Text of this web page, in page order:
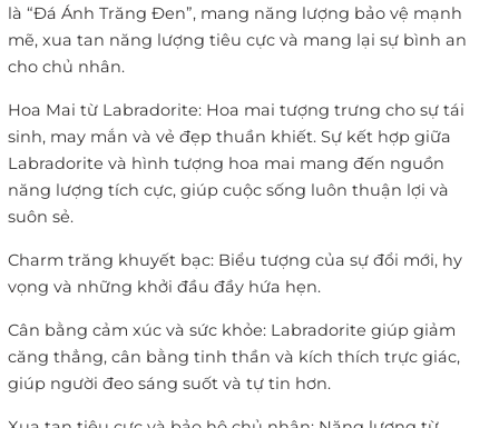
là “Đá Ánh Trăng Đen”, mang năng lượng bảo vệ mạnh
mẽ, xua tan năng lượng tiêu cực và mang lại sự bình an
cho chủ nhân.
Hoa Mai từ Labradorite: Hoa mai tượng trưng cho sự tái
sinh, may mắn và vẻ đẹp thuần khiết. Sự kết hợp giữa
Labradorite và hình tượng hoa mai mang đến nguồn
năng lượng tích cực, giúp cuộc sống luôn thuận lợi và
suôn sẻ.
Charm trăng khuyết bạc: Biểu tượng của sự đổi mới, hy
vọng và những khởi đầu đầy hứa hẹn.
Cân bằng cảm xúc và sức khỏe: Labradorite giúp giảm
căng thẳng, cân bằng tinh thần và kích thích trực giác,
giúp người đeo sáng suốt và tự tin hơn.